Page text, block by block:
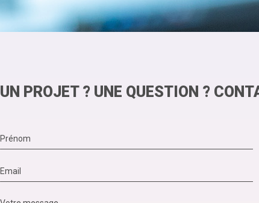
UN PROJET ? UNE QUESTION ?